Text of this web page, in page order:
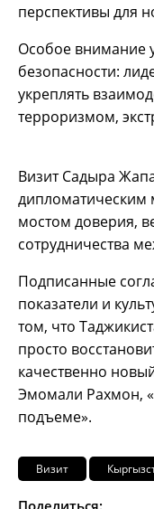
перспективы для
Особое внимание
безопасности:
укреплять
терроризмом,
Визит Садыра
дипломатическим
мостом доверия,
сотрудничества
Подписанные
показатели и
том, что
просто
качественно
Эмомали Рахмон,
подъеме».
Визит
Поделиться: